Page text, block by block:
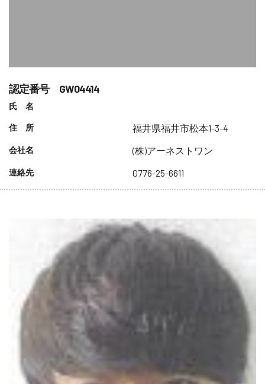
認定番号 GW04414
氏 名
住 所 福井県福井市松本1-3-4
会社名 (株)アーネストワン
連絡先 0776-25-6611